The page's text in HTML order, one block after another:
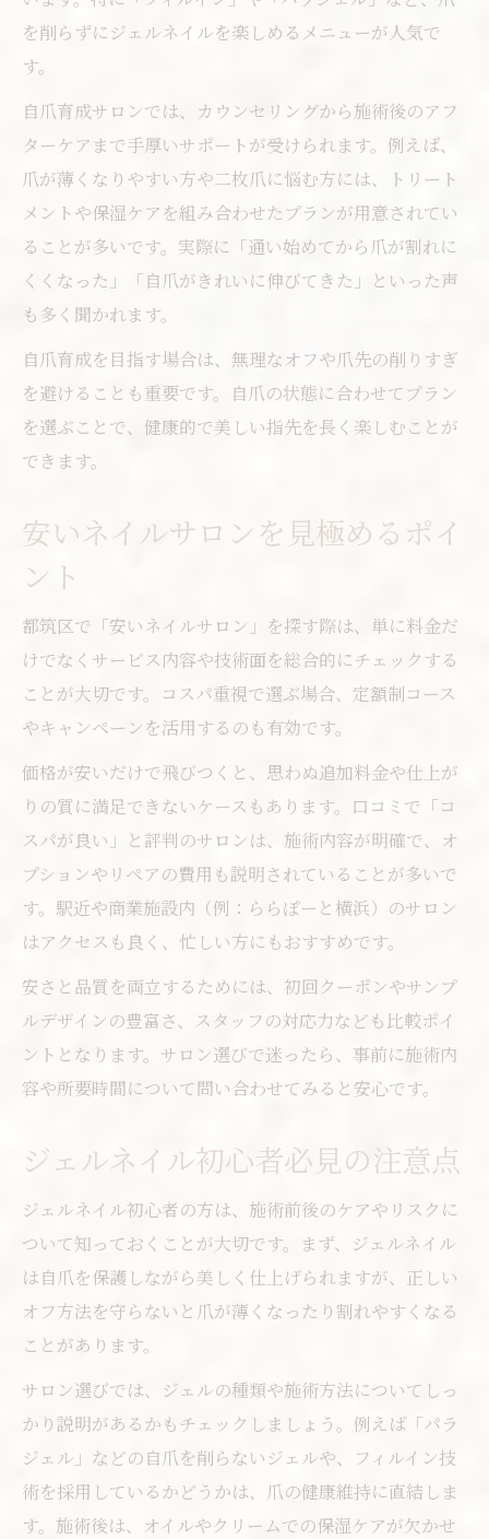
を削らずにジェルネイルを楽しめるメニューが人気で
す。
自爪育成サロンでは、カウンセリングから施術後のアフ
ターケアまで手厚いサポートが受けられます。例えば、
爪が薄くなりやすい方や二枚爪に悩む方には、トリート
メントや保湿ケアを組み合わせたプランが用意されてい
ることが多いです。実際に「通い始めてから爪が割れに
くくなった」「自爪がきれいに伸びてきた」といった声
も多く聞かれます。
自爪育成を目指す場合は、無理なオフや爪先の削りすぎ
を避けることも重要です。自爪の状態に合わせてプラン
を選ぶことで、健康的で美しい指先を長く楽しむことが
できます。
安いネイルサロンを見極めるポイ
ント
都筑区で「安いネイルサロン」を探す際は、単に料金だ
けでなくサービス内容や技術面を総合的にチェックする
ことが大切です。コスパ重視で選ぶ場合、定額制コース
やキャンペーンを活用するのも有効です。
価格が安いだけで飛びつくと、思わぬ追加料金や仕上が
りの質に満足できないケースもあります。口コミで「コ
スパが良い」と評判のサロンは、施術内容が明確で、オ
プションやリペアの費用も説明されていることが多いで
す。駅近や商業施設内（例：ららぽーと横浜）のサロン
はアクセスも良く、忙しい方にもおすすめです。
安さと品質を両立するためには、初回クーポンやサンプ
ルデザインの豊富さ、スタッフの対応力なども比較ポイ
ントとなります。サロン選びで迷ったら、事前に施術内
容や所要時間について問い合わせてみると安心です。
ジェルネイル初心者必見の注意点
ジェルネイル初心者の方は、施術前後のケアやリスクに
ついて知っておくことが大切です。まず、ジェルネイル
は自爪を保護しながら美しく仕上げられますが、正しい
オフ方法を守らないと爪が薄くなったり割れやすくなる
ことがあります。
サロン選びでは、ジェルの種類や施術方法についてしっ
かり説明があるかもチェックしましょう。例えば「パラ
ジェル」などの自爪を削らないジェルや、フィルイン技
術を採用しているかどうかは、爪の健康維持に直結しま
す。施術後は、オイルやクリームでの保湿ケアが欠かせ